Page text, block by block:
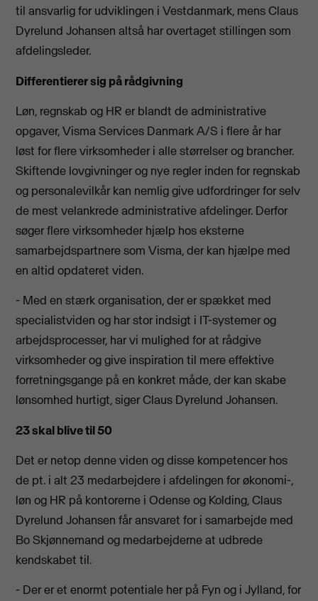
til ansvarlig for udviklingen i Vestdanmark, mens Claus
Dyrelund Johansen altså har overtaget stillingen som
afdelingsleder.
Differentierer sig på rådgivning
Løn, regnskab og HR er blandt de administrative
opgaver, Visma Services Danmark A/S i flere år har
løst for flere virksomheder i alle størrelser og brancher.
Skiftende lovgivninger og nye regler inden for regnskab
og personalevilkår kan nemlig give udfordringer for selv
de mest velankrede administrative afdelinger. Derfor
søger flere virksomheder hjælp hos eksterne
samarbejdspartnere som Visma, der kan hjælpe med
en altid opdateret viden.
- Med en stærk organisation, der er spækket med
specialistviden og har stor indsigt i IT-systemer og
arbejdsprocesser, har vi mulighed for at rådgive
virksomheder og give inspiration til mere effektive
forretningsgange på en konkret måde, der kan skabe
lønsomhed hurtigt, siger Claus Dyrelund Johansen.
23 skal blive til 50
Det er netop denne viden og disse kompetencer hos
de pt. i alt 23 medarbejdere i afdelingen for økonomi-,
løn og HR på kontorerne i Odense og Kolding, Claus
Dyrelund Johansen får ansvaret for i samarbejde med
Bo Skjønnemand og medarbejderne at udbrede
kendskabet til.
- Der er et enormt potentiale her på Fyn og i Jylland, for